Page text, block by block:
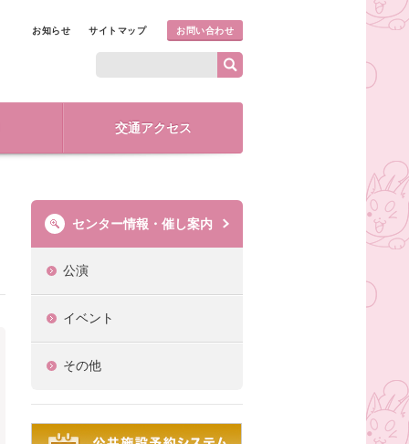
お知らせ サイトマップ お問い合わせ
交通アクセス
センター情報・催し案内
公演
イベント
その他